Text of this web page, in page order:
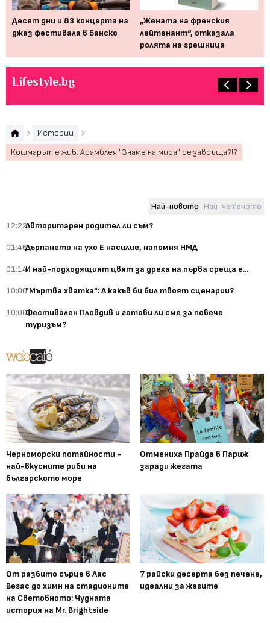
Десет дни и 83 концерта на
джаз фестивала в Банско
„Жената на френския
лейтенант“, отказала
ролята на грешница
Lifestyle.bg
Истории
Кошмарът е жив: Асамблея "Знаме на мира" се завръща?!?
Най-новото Най-четеното
12:22Авторитарен родител ли съм?
01:46Дърпането на ухо Е насилие, напомня НМД
01:14И най-подходящият цвят за дреха на първа среща е...
10:00"Мъртва хватка": А какъв би бил твоят сценарии?
10:00Фестивален Пловдив и готови ли сме за повече
туризъм?
Черноморски потайности -
най-вкусните риби на
българското море
Отмениха Прайда в Париж
заради жегата
От разбито сърце в Лас
Вегас до химн на стадионите
на Световното: Чудната
история на Mr. Brightside
7 райски десерта без печене,
идеални за жегите